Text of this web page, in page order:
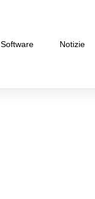
Software Notizie